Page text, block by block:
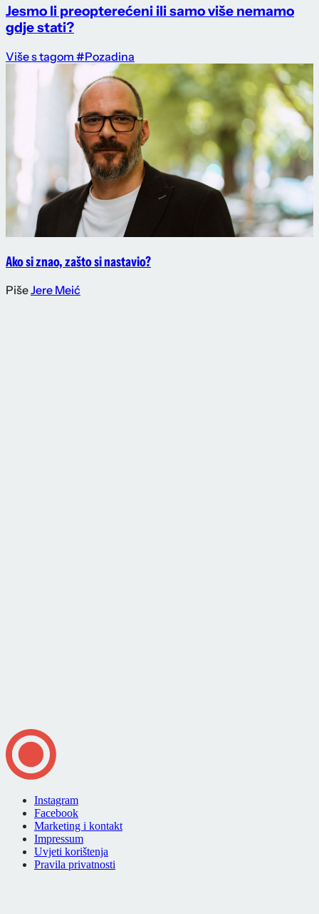
Jesmo li preopterećeni ili samo više nemamo
gdje stati?
Više s tagom #Pozadina
Ako si znao, zašto si nastavio?
PišeJere Meić
Instagram
Facebook
Marketing i kontakt
Impressum
Uvjeti korištenja
Pravila privatnosti